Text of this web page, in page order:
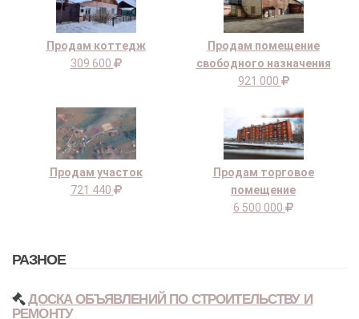
Продам коттедж
309 600
Продам помещение
свободного назначения
921 000
Продам участок
721 440
Продам торговое
помещение
6 500 000
РАЗНОЕ
ДОСКА ОБЪЯВЛЕНИЙ ПО СТРОИТЕЛЬСТВУ И
РЕМОНТУ